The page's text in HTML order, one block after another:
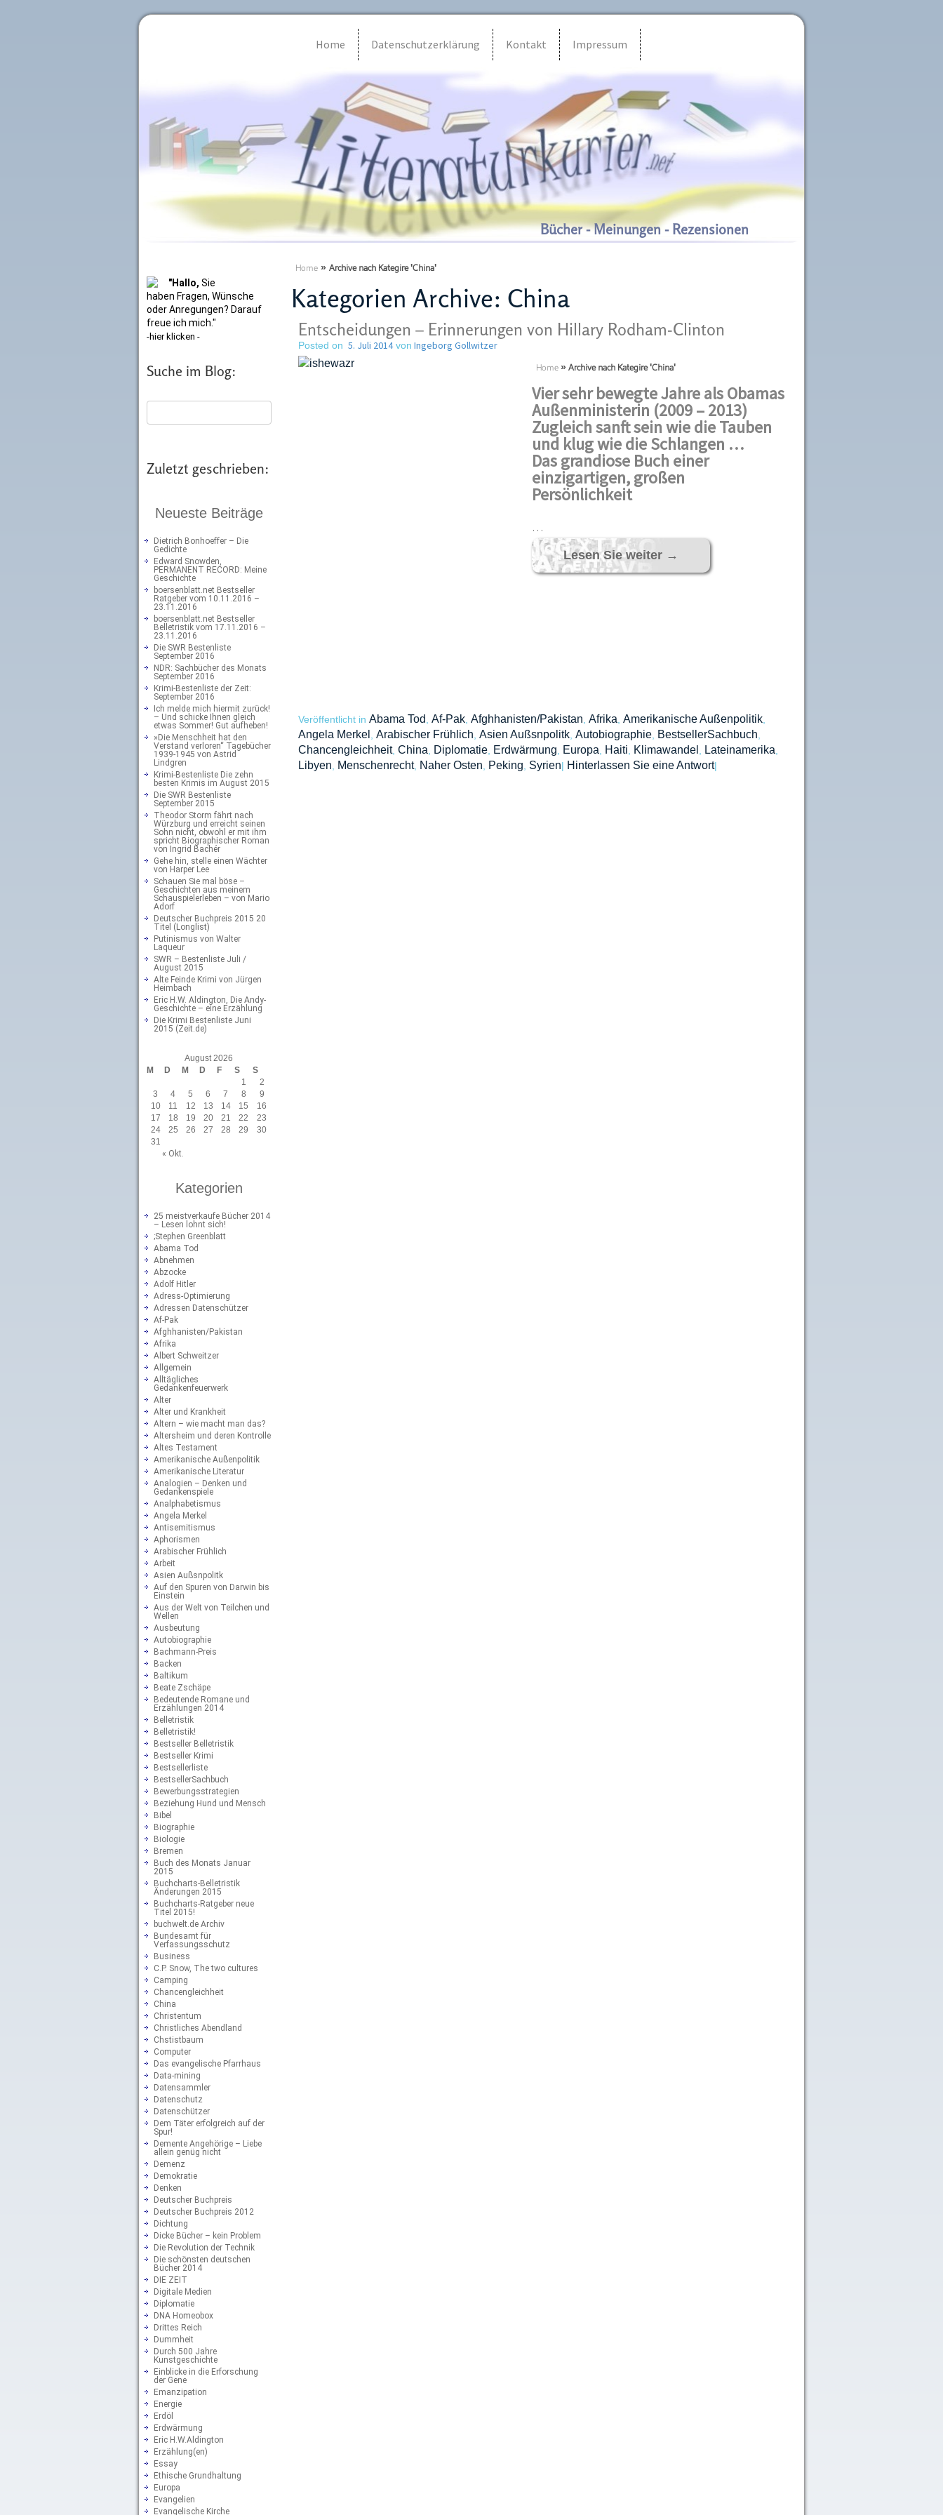
Home Datenschutzerklärung Kontakt Impressum
Bücher - Meinungen - Rezensionen
"Hallo, Sie
haben Fragen, Wünsche
oder Anregungen? Darauf
freue ich mich."
-hier klicken -
Suche im Blog:
Zuletzt geschrieben:
Neueste Beiträge
Dietrich Bonhoeffer – Die
Gedichte
Edward Snowden,
PERMANENT RECORD: Meine
Geschichte
boersenblatt.net Bestseller
Ratgeber vom 10.11.2016 –
23.11.2016
boersenblatt.net Bestseller
Belletristik vom 17.11.2016 –
23.11.2016
Die SWR Bestenliste
September 2016
NDR: Sachbücher des Monats
September 2016
Krimi-Bestenliste der Zeit:
September 2016
Ich melde mich hiermit zurück!
– Und schicke Ihnen gleich
etwas Sommer! Gut aufheben!
»Die Menschheit hat den
Verstand verloren“ Tagebücher
1939-1945 von Astrid
Lindgren
Krimi-Bestenliste Die zehn
besten Krimis im August 2015
Die SWR Bestenliste
September 2015
Theodor Storm fährt nach
Würzburg und erreicht seinen
Sohn nicht, obwohl er mit ihm
spricht Biographischer Roman
von Ingrid Bachér
Gehe hin, stelle einen Wächter
von Harper Lee
Schauen Sie mal böse –
Geschichten aus meinem
Schauspielerleben – von Mario
Adorf
Deutscher Buchpreis 2015 20
Titel (Longlist)
Putinismus von Walter
Laqueur
SWR – Bestenliste Juli /
August 2015
Alte Feinde Krimi von Jürgen
Heimbach
Eric H.W. Aldington, Die Andy-
Geschichte – eine Erzählung
Die Krimi Bestenliste Juni
2015 (Zeit.de)
August 2026
M
D M D F S S
« Okt.
1
2
3
4 5 6 7 8
9
10
11 12 13 14 15
16
17
18 19 20 21 22
23
24
25 26 27 28 29
30
31
Kategorien
25 meistverkaufe Bücher 2014
– Lesen lohnt sich!
;Stephen Greenblatt
Abama Tod
Abnehmen
Abzocke
Adolf Hitler
Adress-Optimierung
Adressen Datenschützer
Af-Pak
Afghhanisten/Pakistan
Afrika
Albert Schweitzer
Allgemein
Alltägliches
Gedankenfeuerwerk
Alter
Alter und Krankheit
Altern – wie macht man das?
Altersheim und deren Kontrolle
Altes Testament
Amerikanische Außenpolitik
Amerikanische Literatur
Analogien – Denken und
Gedankenspiele
Analphabetismus
Angela Merkel
Antisemitismus
Aphorismen
Arabischer Frühlich
Arbeit
Asien Außsnpolitk
Auf den Spuren von Darwin bis
Einstein
Aus der Welt von Teilchen und
Wellen
Ausbeutung
Autobiographie
Bachmann-Preis
Backen
Baltikum
Beate Zschäpe
Bedeutende Romane und
Erzählungen 2014
Belletristik
Belletristik!
Bestseller Belletristik
Bestseller Krimi
Bestsellerliste
BestsellerSachbuch
Bewerbungsstrategien
Beziehung Hund und Mensch
Bibel
Biographie
Biologie
Bremen
Buch des Monats Januar
2015
Buchcharts-Belletristik
Änderungen 2015
Buchcharts-Ratgeber neue
Titel 2015!
buchwelt.de Archiv
Bundesamt für
Verfassungsschutz
Business
C.P. Snow, The two cultures
Camping
Chancengleichheit
China
Christentum
Christliches Abendland
Chstistbaum
Computer
Das evangelische Pfarrhaus
Data-mining
Datensammler
Datenschutz
Datenschützer
Dem Täter erfolgreich auf der
Spur!
Demente Angehörige – Liebe
allein genüg nicht
Demenz
Demokratie
Denken
Deutscher Buchpreis
Deutscher Buchpreis 2012
Dichtung
Dicke Bücher – kein Problem
Die Revolution der Technik
Die schönsten deutschen
Bücher 2014
DIE ZEIT
Digitale Medien
Diplomatie
DNA Homeobox
Drittes Reich
Dummheit
Durch 500 Jahre
Kunstgeschichte
Einblicke in die Erforschung
der Gene
Emanzipation
Energie
Erdöl
Erdwärmung
Eric H.W.Aldington
Erzählung(en)
Essay
Ethische Grundhaltung
Europa
Evangelien
Evangelische Kirche
Home » Archive nach Kategire 'China'
Kategorien Archive: China
Entscheidungen – Erinnerungen von Hillary Rodham-Clinton
Posted on 5. Juli 2014von Ingeborg Gollwitzer
Home » Archive nach Kategire 'China'
Viersehr bewegte Jahre als Obamas
Außenministerin (2009 – 2013)
Zugleich sanft sein wie die Tauben
und klug wie die Schlangen …
Das grandiose Buch einer
einzigartigen, großen
Persönlichkeit
…
Lesen Sie weiter →
Veröffentlicht in Abama Tod Af-Pak, Afghhanisten/Pakistan Afrika Amerikanische Außenpolitik,
Angela Merkel Arabischer Frühlich Asien Außsnpolitk, Autobiographie, BestsellerSachbuch
Chancengleichheit, China Diplomatie, Erdwärmung Europa Haiti Klimawandel Lateinamerika
Libyen Menschenrecht, Naher Osten Peking Syrien| Hinterlassen Sie eine Antwort|